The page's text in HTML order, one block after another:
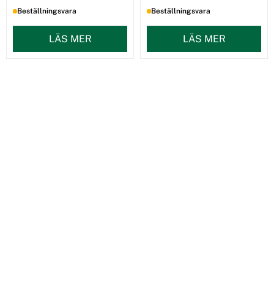
Beställningsvara
LÄS MER
Beställningsvara
LÄS MER